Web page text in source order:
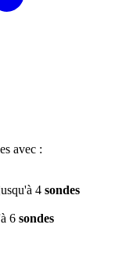
avec :
4 sondes
6 sondes